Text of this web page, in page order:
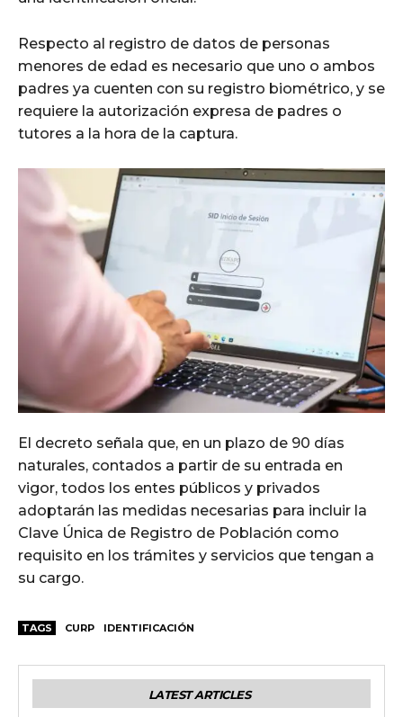
Respecto al registro de datos de personas
menores de edad es necesario que uno o ambos
padres ya cuenten con su registro biométrico, y se
requiere la autorización expresa de padres o
tutores a la hora de la captura.
El decreto señala que, en un plazo de 90 días
naturales, contados a partir de su entrada en
vigor, todos los entes públicos y privados
adoptarán las medidas necesarias para incluir la
Clave Única de Registro de Población como
requisito en los trámites y servicios que tengan a
su cargo.
TAGS CURP IDENTIFICACIÓN
LATEST ARTICLES